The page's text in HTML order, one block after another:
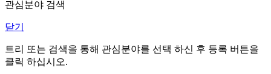
관심분야 검색
닫기
트리 또는 검색을 통해 관심분야를 선택 하신 후 등록 버튼을
클릭 하십시오.